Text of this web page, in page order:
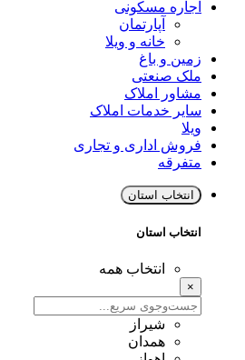
اجاره مسکونی
آپارتمان
خانه و ویلا
زمین و باغ
ملک صنعتی
مشاور املاک
سایر خدمات املاک
ویلا
فروش اداری و تجاری
متفرقه
انتخاب استان
انتخاب استان
انتخاب همه
×
شیراز
همدان